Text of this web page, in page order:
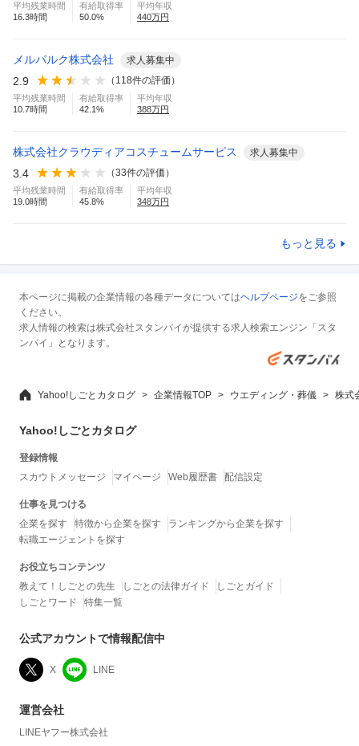
平均残業時間
16.3時間
有給取得率
50.0%
平均年収
440万円
メルパルク株式会社 求人募集中
2.9 （ 118件の評価）
平均残業時間
10.7時間
有給取得率
42.1 %
平均年収
388万円
株式会社クラウディアコスチュームサービス 求人募集中
3.4 （33件の評価）
平均残業時間
19.0時間
有給取得率
45.8%
平均年収
348万円
もっと見る
本ページに掲載の企業情報の各種データについてはヘルプページをご参照
ください。
求人情報の検索は株式会社スタンバイが提供する求人検索エンジン「スタ
ンバイ」となります。
Yahoo!しごとカタログ 企業情報TOP ウエディング・葬儀 株式
Yahoo!しごとカタログ
登録情報
スカウトメッセージ
マイページ Web履歴書 配信設定
仕事を見つける
企業を探す
特徴から企業を探す
ランキングから企業を探す
転職エージェントを探す
お役立ちコンテンツ
教えて！しごとの先生
しごとの法律ガイド
しごとガイド
しごとワード
特集一覧
公式アカウントで情報配信中
X LINE
運営会社
LINEヤフー株式会社